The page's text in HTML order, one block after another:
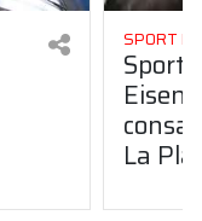
SPORT
Sport
La